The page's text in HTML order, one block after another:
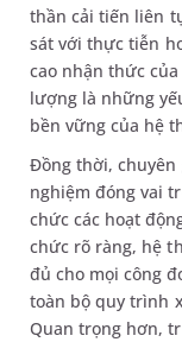
thần cải tiến liên
sát với thực tiễn
cao nhận thức
lượng là những
bền vững của hệ
Đồng thời,
nghiệm đóng vai
chức các hoạt
chức rõ ràng, hệ
đủ cho mọi công
toàn bộ quy trình
Quan trọng hơn,